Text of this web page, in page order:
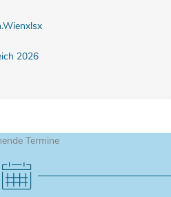
2026
Termine